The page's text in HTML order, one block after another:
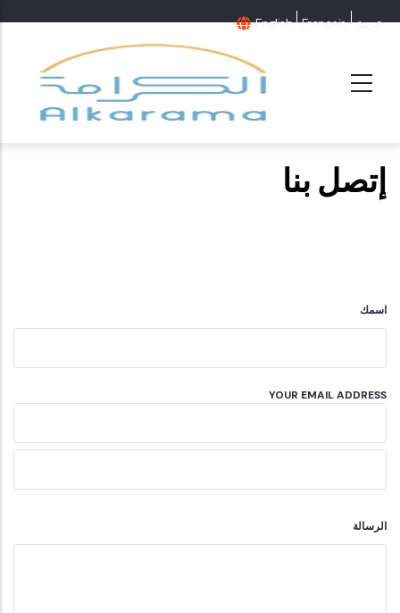
English Français عربية
إتصل بنا
اسمك
YOUR EMAIL ADDRESS
الرسالة